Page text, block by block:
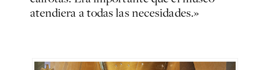
atendiera a todas las necesidades.»